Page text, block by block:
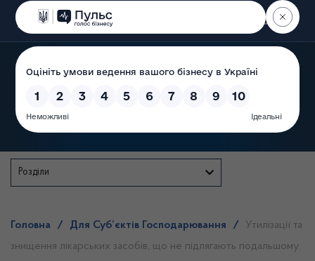
Пошук
Розділи
Головна / Для Суб’єктів Господарювання /
Утилізації та
знищення лікарських засобів, що не підлягають подальшому